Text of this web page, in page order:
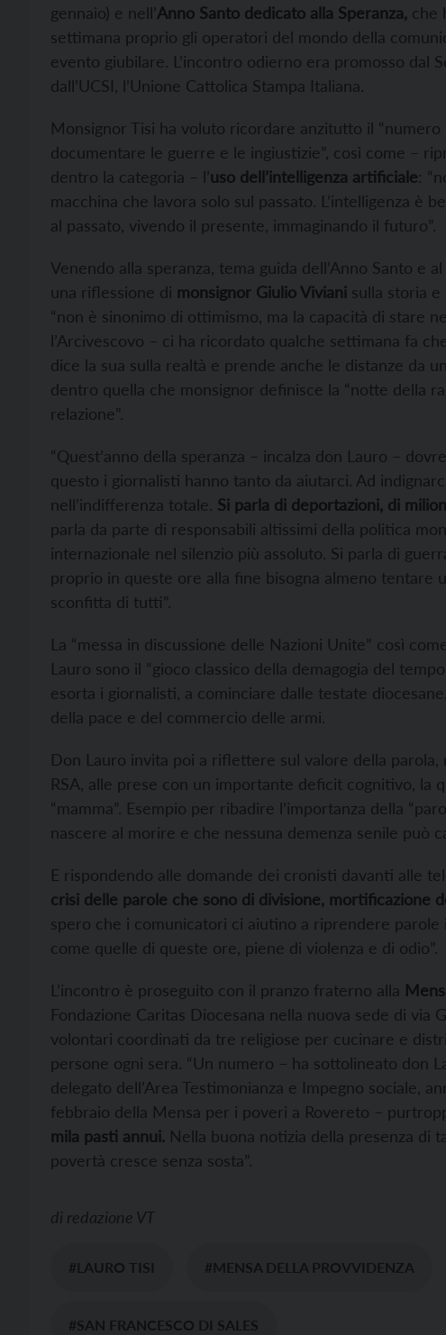
gennaio) e nell’Anno Santo dedicato alla Speranza, che
settimana proprio gli operatori del mondo della
evento giubilare. L’incontro odierno era promosso dal
dall’UCSI, l’Unione Cattolica Stampa Italiana.
Monsignor Tisi ha voluto ricordare anzitutto il
documentare le guerre e le ingiustizie”, così come –
dentro la categoria – l’uso dell’intelligenza artificiale:
macchina che lavora solo sul passato. L’intelligenza è
al passato, vivendo il presente, immaginando il futuro”.
Venendo alla speranza, tema guida dell’Anno Santo e
una riflessione di monsignor Giulio Viviani sulla storia
“non è sinonimo di ottimismo, ma la capacità di stare
l’Arcivescovo – ci ha ricordato qualche settimana fa che
dice la sua sulla realtà e prende anche le distanze da
dentro quella che monsignor definisce la “notte della
relazione”.
“Quest’anno della speranza – incalza don Lauro –
questo i giornalisti hanno tanto da aiutarci. Ad
nell’indifferenza totale. Si parla di deportazioni, di
parla da parte di responsabili altissimi della politica
internazionale nel silenzio più assoluto. Si parla di
proprio in queste ore alla fine bisogna almeno tentare
sconfitta di tutti”.
La “messa in discussione delle Nazioni Unite” così
Lauro sono il “gioco classico della demagogia del
esorta i giornalisti, a cominciare dalle testate
della pace e del commercio delle armi.
Don Lauro invita poi a riflettere sul valore della parola,
RSA, alle prese con un importante deficit cognitivo, la
“mamma”. Esempio per ribadire l’importanza della
nascere al morire e che nessuna demenza senile può
E rispondendo alle domande dei cronisti davanti alle
crisi delle parole che sono di divisione, mortificazione
spero che i comunicatori ci aiutino a riprendere
come quelle di queste ore, piene di violenza e di odio”.
L’incontro è proseguito con il pranzo fraterno alla
Fondazione Caritas Diocesana nella nuova sede di
volontari coordinati da tre religiose per cucinare e
persone ogni sera. “Un numero – ha sottolineato don
delegato dell’Area Testimonianza e Impegno sociale,
febbraio della Mensa per i poveri a Rovereto –
mila pasti annui. Nella buona notizia della presenza di
povertà cresce senza sosta”.
di redazione VT
#LAURO TISI #MENSA DELLA PROVVIDENZA
#SAN FRANCESCO DI SALES